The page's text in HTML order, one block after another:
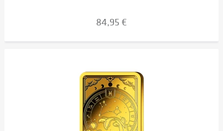
84,95 €